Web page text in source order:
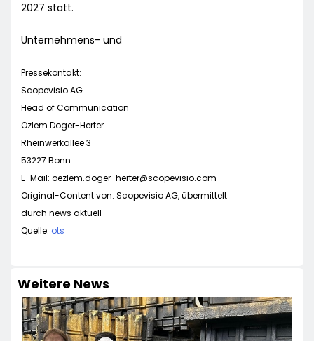
2027 statt.
Unternehmens- und
Pressekontakt:
Scopevisio AG
Head of Communication
Özlem Doger-Herter
Rheinwerkallee 3
53227 Bonn
E-Mail: oezlem.doger-herter@scopevisio.com
Original-Content von: Scopevisio AG, übermittelt
durch news aktuell
Quelle: ots
Weitere News